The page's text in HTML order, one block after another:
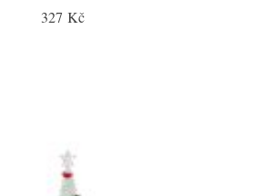
327 Kč